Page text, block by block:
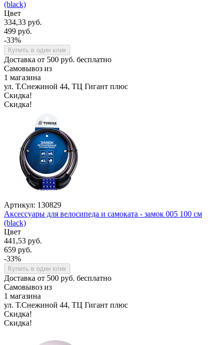
(black)
Цвет
334,33 руб.
499 руб.
-33%
Купить в один клик
Доставка от 500 руб. бесплатно
Самовывоз из
1 магазина
ул. Т.Снежиной 44, ТЦ Гигант плюс
Скидка!
Скидка!
Артикул: 130829
Аксессуары для велосипеда и самоката - замок 005 100 см
(black)
Цвет
441,53 руб.
659 руб.
-33%
Купить в один клик
Доставка от 500 руб. бесплатно
Самовывоз из
1 магазина
ул. Т.Снежиной 44, ТЦ Гигант плюс
Скидка!
Скидка!